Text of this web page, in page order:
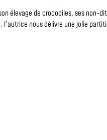
élevage de crocodiles, ses
nous délivre une jolie